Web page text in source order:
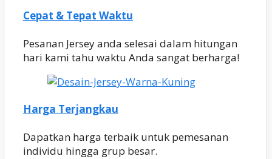
Cepat & Tepat Waktu
Pesanan Jersey anda selesai dalam hitungan
hari kami tahu waktu Anda sangat berharga!
Harga Terjangkau
Dapatkan harga terbaik untuk pemesanan
individu hingga grup besar.